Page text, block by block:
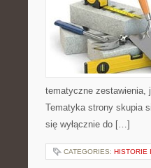
tematyczne zestawienia,
Tematyka strony skupia
się wyłącznie do […]
CATEGORIES: HISTORIE